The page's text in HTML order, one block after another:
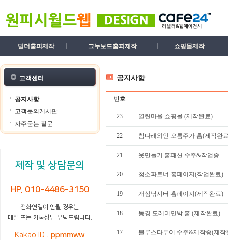
빌더홈피제작 그누보드홈피제작 쇼핑몰제작
고객센터
공지사항
고객문의게시판
자주묻는 질문
제작 및 상담문의
HP. 010-4486-3150
전화연결이 안될 경우는
메일 또는 카톡상담 부탁드립니다.
Kakao ID :ppmmww
공지사항
번호
23 열린마을 쇼핑몰 (제작완료)
22 참다래와인 오름주가 홈(제작완
21 옷만들기 홈패션 수주&작업중
20 청소파트너 홈페이지(작업완료)
19 개심낚시터 홈페이지(제작완료)
18 동경 도레미민박 홈 (제작완료)
17 블루스타투어 수주&제작중(제작